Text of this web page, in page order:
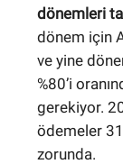
dönemleri
dönem için
ve yine
%80’i
gerekiyor.
ödemeler 31
zorunda.